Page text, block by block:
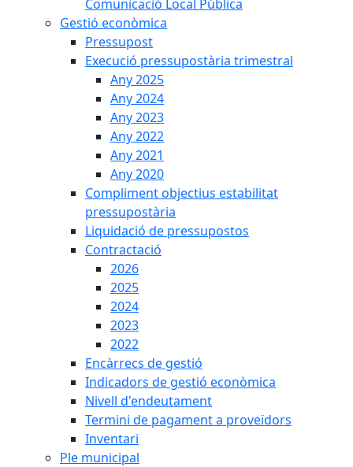
Comunicació Local Pública
Gestió econòmica
Pressupost
Execució pressupostària trimestral
Any 2025
Any 2024
Any 2023
Any 2022
Any 2021
Any 2020
Compliment objectius estabilitat
pressupostària
Liquidació de pressupostos
Contractació
2026
2025
2024
2023
2022
Encàrrecs de gestió
Indicadors de gestió econòmica
Nivell d'endeutament
Termini de pagament a proveïdors
Inventari
Ple municipal